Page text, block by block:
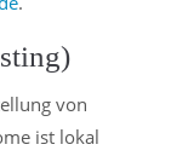
von
ist lokal